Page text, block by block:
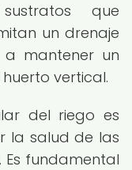
que
un drenaje
mantener un
vertical.
del riego es
la salud de las
fundamental